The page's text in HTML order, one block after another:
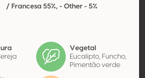
/ Francesa 55%, - Other - 5%
Vegetal
Eucalipto, Funcho,
Pimentão verde